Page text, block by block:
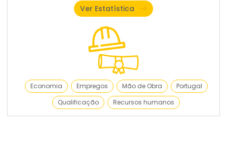
Ver Estatística
Economia Empregos Mão de Obra
Portugal
Qualificação
Recursos humanos